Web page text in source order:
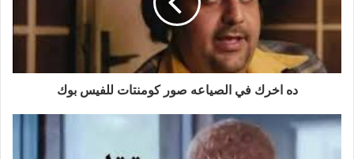
ده اخرك في الصياعه صور كومنتات للفيس بوك